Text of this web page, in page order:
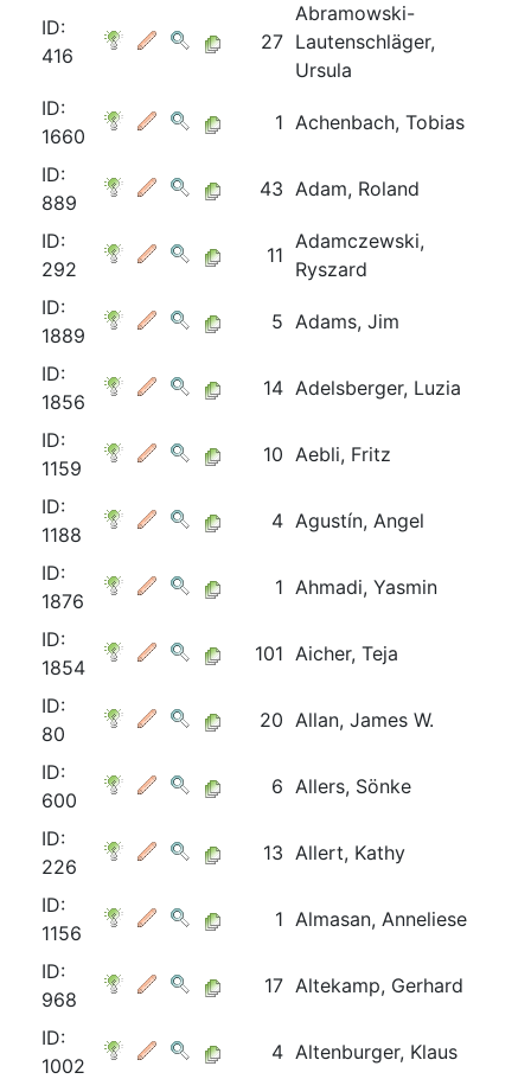
ID:
416
27
Abramowski-
Lautenschläger,
Ursula
ID:
1660
1 Achenbach, Tobias
ID:
889
43 Adam, Roland
ID:
292
11
Adamczewski,
Ryszard
ID:
1889
5 Adams, Jim
ID:
1856
14 Adelsberger, Luzia
ID:
1159
10 Aebli, Fritz
ID:
1188
4 Agustín, Angel
ID:
1876
1 Ahmadi, Yasmin
ID:
1854
101 Aicher, Teja
ID:
80
20 Allan, James W.
ID:
600
6 Allers, Sönke
ID:
226
13 Allert, Kathy
ID:
1156
1 Almasan, Anneliese
ID:
968
17 Altekamp, Gerhard
ID:
1002
4 Altenburger, Klaus